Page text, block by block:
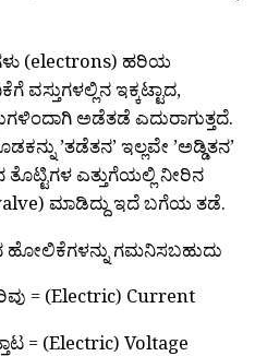
(electrons) ಹರಿಯ
ಇಕ್ಕಟ್ಟಾದ,
ಅಡೆತಡೆ ಎದುರಾಗುತ್ತದೆ.
’ತಡೆತನ’ ಇಲ್ಲವೇ ’ಅಡ್ಡಿತನ’
ತೊಟ್ಟಿಗಳ ಎತ್ತುಗೆಯಲ್ಲಿ ನೀರಿನ
ಮಾಡಿದ್ದು ಇದೆ ಬಗೆಯ ತಡೆ.
ಹೋಲಿಕೆಗಳನ್ನು ಗಮನಿಸಬಹುದು
= (Electric) Current
= (Electric) Voltage